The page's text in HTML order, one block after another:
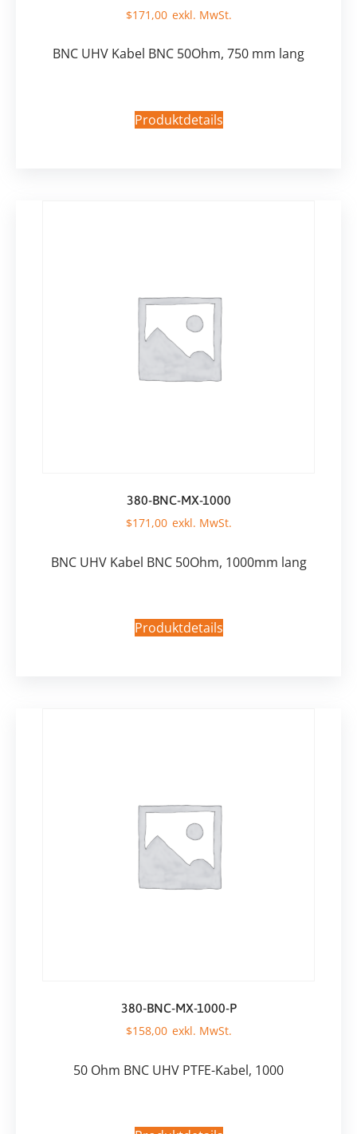
$171,00
BNC UHV Kabel BNC 50Ohm, 750 mm lang
Produktdetails
380-BNC-MX-1000
$171,00
BNC UHV Kabel BNC 50Ohm, 1000mm lang
Produktdetails
380-BNC-MX-1000-P
$158,00
50 Ohm BNC UHV PTFE-Kabel, 1000